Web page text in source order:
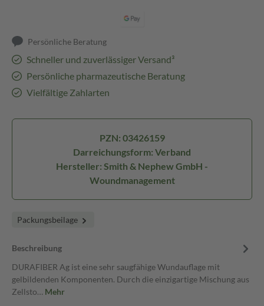
Persönliche Beratung
Schneller und zuverlässiger Versand³
Persönliche pharmazeutische Beratung
Vielfältige Zahlarten
PZN: 03426159
Darreichungsform: Verband
Hersteller: Smith & Nephew GmbH -
Woundmanagement
Packungsbeilage
Beschreibung
DURAFIBER Ag ist eine sehr saugfähige Wundauflage mit
gelbildenden Komponenten. Durch die einzigartige Mischung aus
Zellsto… Mehr